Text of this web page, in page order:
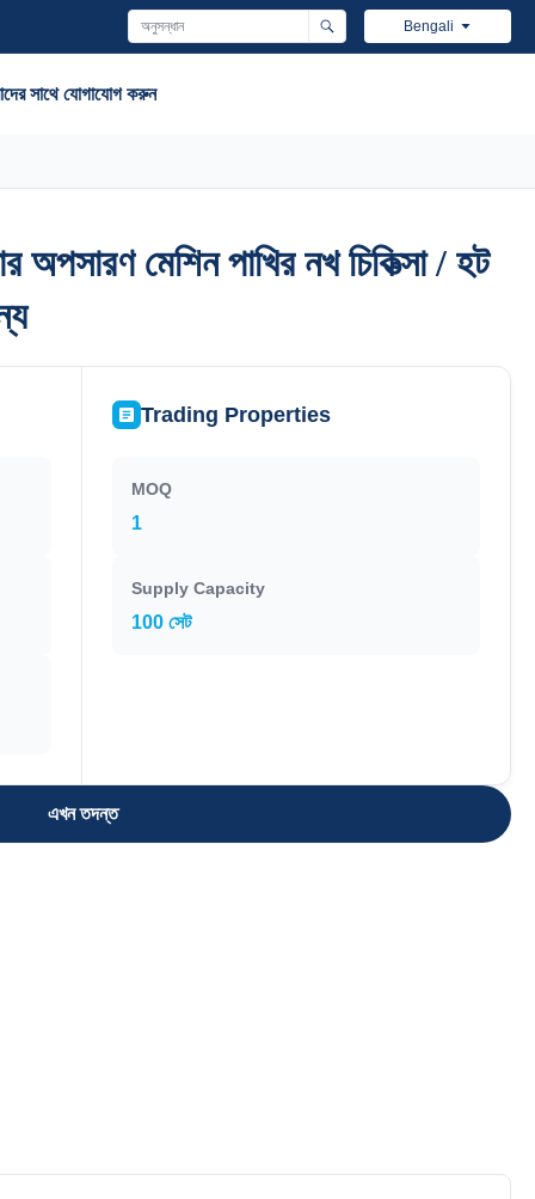
Bengali
সাথে যোগাযোগ করুন
মেশিন পাখির নখ চিকিত্সা / হট
মেশিন পাখির নখ চিকিত্সা / হট
Trading Properties
MOQ
1
Supply Capacity
100 সেট
এখন তদন্ত